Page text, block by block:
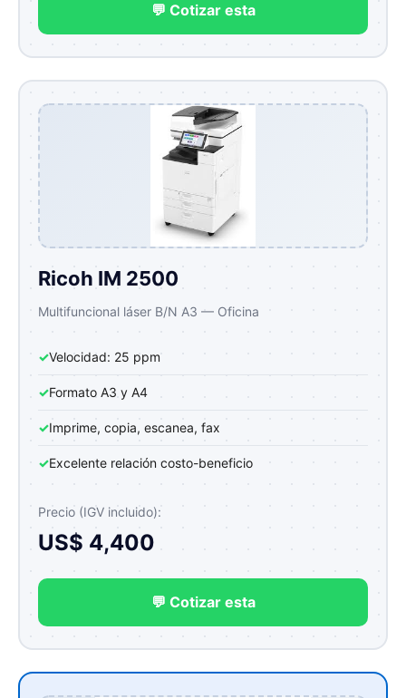
💬 Cotizar esta
Ricoh IM 2500
Multifuncional láser B/N A3 — Oficina
✓Velocidad: 25 ppm
✓Formato A3 y A4
✓Imprime, copia, escanea, fax
✓Excelente relación costo-beneficio
Precio (IGV incluido):
US$ 4,400
💬 Cotizar esta